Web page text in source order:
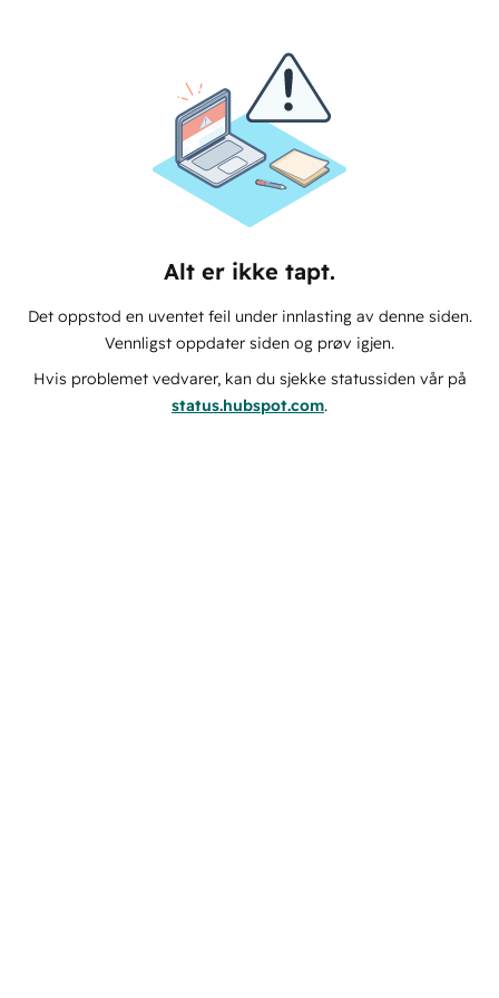
Alt er ikke tapt.
Det oppstod en uventet feil under innlasting av denne siden.
Vennligst oppdater siden og prøv igjen.
Hvis problemet vedvarer, kan du sjekke statussiden vår på
status.hubspot.com.